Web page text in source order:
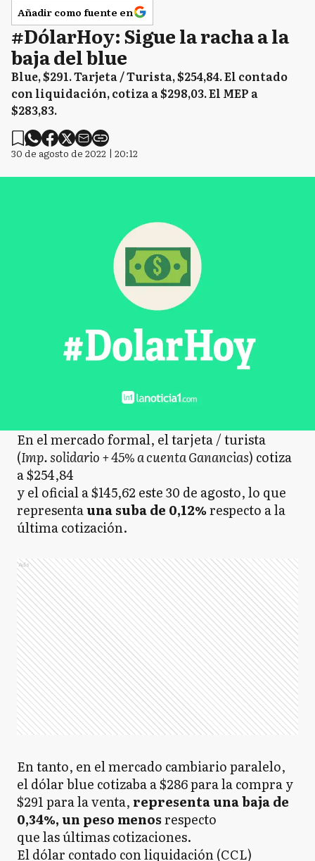
Añadir como fuente en
#DólarHoy: Sigue la racha a la
baja del blue
Blue, $291. Tarjeta / Turista, $254,84. El contado
con liquidación, cotiza a $298,03. El MEP a
$283,83.
30 de agosto de 2022 | 20:12
En el mercado formal, el tarjeta / turista
(Imp. solidario + 45% a cuenta Ganancias) cotiza
a $254,84
y el oficial a $145,62 este 30 de agosto, lo que
representauna suba de 0,12%respecto a la
última cotización.
Ads
En tanto, en el mercado cambiario paralelo,
el dólar blue cotizaba a $286 para la compra y
$291 para la venta, representa una baja de
0,34%, un peso menosrespecto
que las últimas cotizaciones.
El dólar contado con liquidación (CCL)